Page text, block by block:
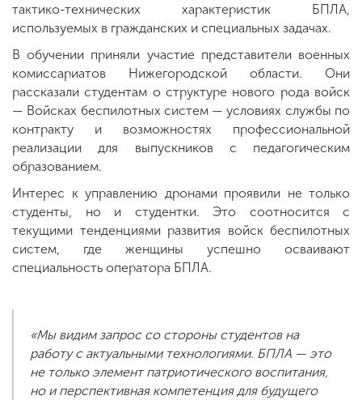
тактико-технических характеристик БПЛА,
используемых в гражданских и специальных задачах.
В обучении приняли участие представители военных
комиссариатов Нижегородской области. Они
рассказали студентам о структуре нового рода войск
— Войсках беспилотных систем — условиях службы по
контракту и возможностях профессиональной
реализации для выпускников с педагогическим
образованием.
Интерес к управлению дронами проявили не только
студенты, но и студентки. Это соотносится с
текущими тенденциями развития войск беспилотных
систем, где женщины успешно осваивают
специальность оператора БПЛА.
«Мы видим запрос со стороны студентов на
работу с актуальными технологиями. БПЛА — это
не только элемент патриотического воспитания,
но и перспективная компетенция для будущего